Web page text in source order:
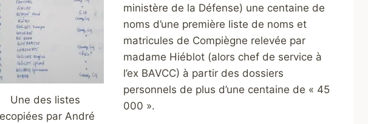
Une des listes
par André
ministère de la Défense) une centaine de
noms d’une première liste de noms et
matricules de Compiègne relevée par
madame Hiéblot (alors chef de service à
l’ex BAVCC) à partir des dossiers
personnels de plus d’une centaine de « 45
000 ».